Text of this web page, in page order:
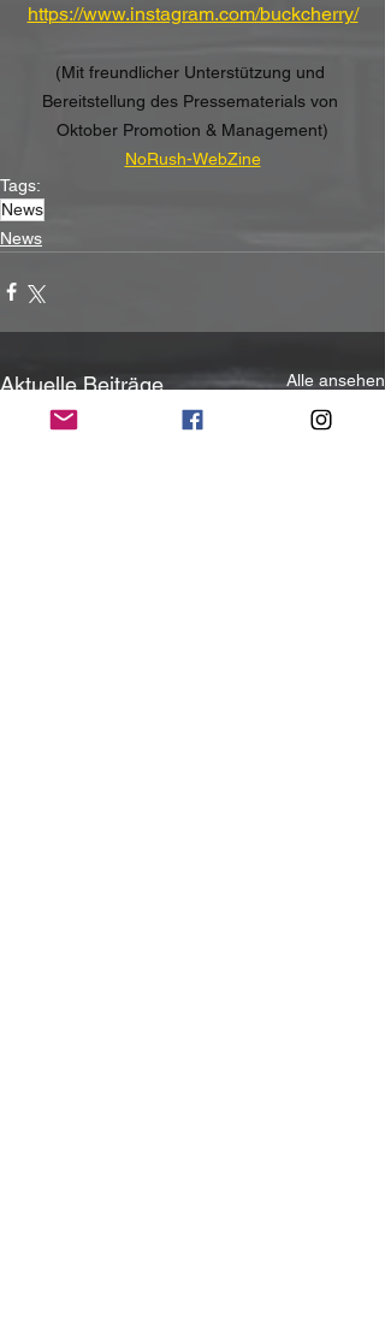
https://www.instagram.com/buckcherry/
(Mit freundlicher Unterstützung und
Bereitstellung des Pressematerials von
Oktober Promotion & Management)
NoRush-WebZine
Tags:
News
News
Aktuelle Beiträge Alle ansehen